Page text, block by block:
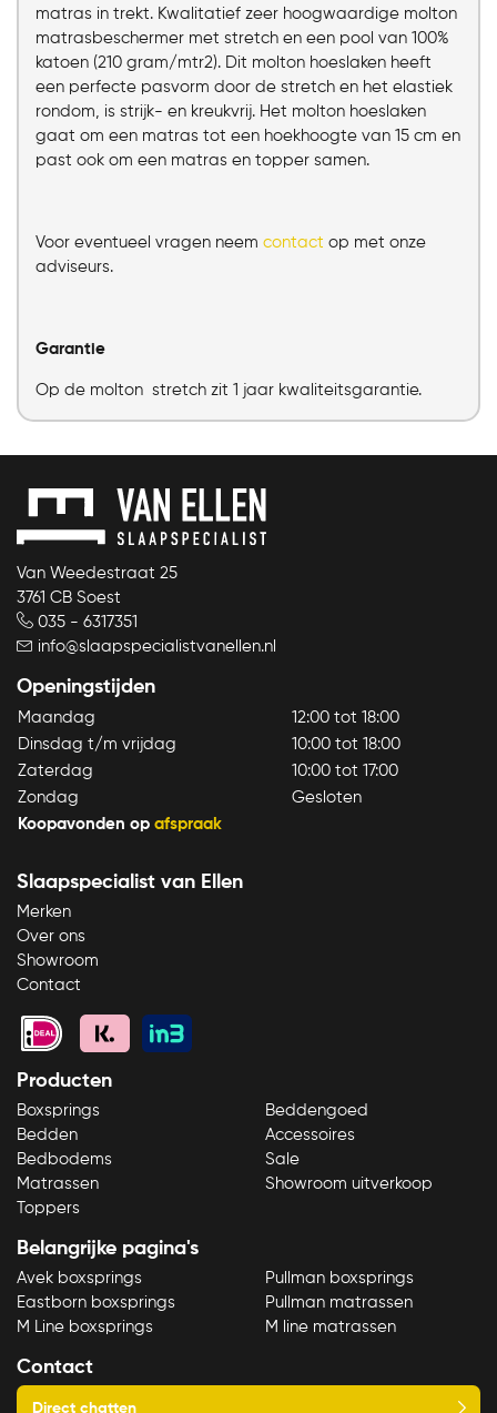
matras in trekt. Kwalitatief zeer hoogwaardige molton
matrasbeschermer met stretch en een pool van 100%
katoen (210 gram/mtr2). Dit molton hoeslaken heeft
een perfecte pasvorm door de stretch en het elastiek
rondom, is strijk- en kreukvrij. Het molton hoeslaken
gaat om een matras tot een hoekhoogte van 15 cm en
past ook om een matras en topper samen.
Voor eventueel vragen neem contact op met onze
adviseurs.
Garantie
Op de molton stretch zit 1 jaar kwaliteitsgarantie.
Van Weedestraat 25
3761 CB Soest
035 - 6317351
info@slaapspecialistvanellen.nl
Openingstijden
Maandag
12:00 tot 18:00
Dinsdag t/m vrijdag
10:00 tot 18:00
Zaterdag
10:00 tot 17:00
Zondag
Gesloten
Koopavonden op afspraak
Slaapspecialist van Ellen
Merken
Over ons
Showroom
Contact
Producten
Boxsprings
Bedden
Bedbodems
Matrassen
Toppers
Beddengoed
Accessoires
Sale
Showroom uitverkoop
Belangrijke pagina's
Avek boxsprings
Eastborn boxsprings
M Line boxsprings
Pullman boxsprings
Pullman matrassen
M line matrassen
Contact